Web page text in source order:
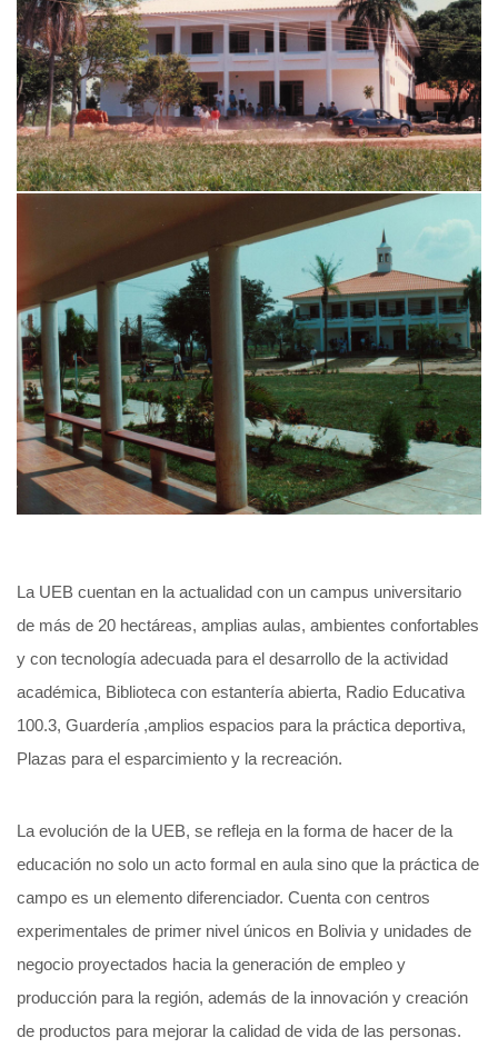
La UEB cuentan en la actualidad con un campus universitario
de más de 20 hectáreas, amplias aulas, ambientes confortables
y con tecnología adecuada para el desarrollo de la actividad
académica, Biblioteca con estantería abierta, Radio Educativa
100.3, Guardería ,amplios espacios para la práctica deportiva,
Plazas para el esparcimiento y la recreación.
La evolución de la UEB, se refleja en la forma de hacer de la
educación no solo un acto formal en aula sino que la práctica de
campo es un elemento diferenciador. Cuenta con centros
experimentales de primer nivel únicos en Bolivia y unidades de
negocio proyectados hacia la generación de empleo y
producción para la región, además de la innovación y creación
de productos para mejorar la calidad de vida de las personas.